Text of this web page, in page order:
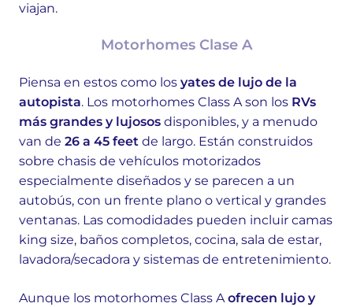
viajan.
Motorhomes Clase A
Piensa en estos como los yates de lujo de la
autopista. Los motorhomes Class A son los RVs
más grandes y lujosos disponibles, y a menudo
van de 26 a 45 feet de largo. Están construidos
sobre chasis de vehículos motorizados
especialmente diseñados y se parecen a un
autobús, con un frente plano o vertical y grandes
ventanas. Las comodidades pueden incluir camas
king size, baños completos, cocina, sala de estar,
lavadora/secadora y sistemas de entretenimiento.
Aunque los motorhomes Class Aofrecen lujo y